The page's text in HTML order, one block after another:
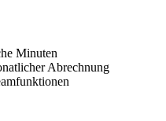
Minuten
Abrechnung